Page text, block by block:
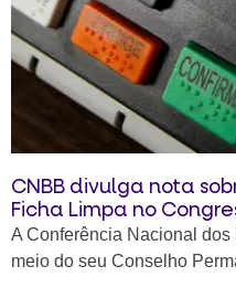
CNBB divulga nota
Ficha Limpa no
A Conferência Nacional
meio do seu Conselho